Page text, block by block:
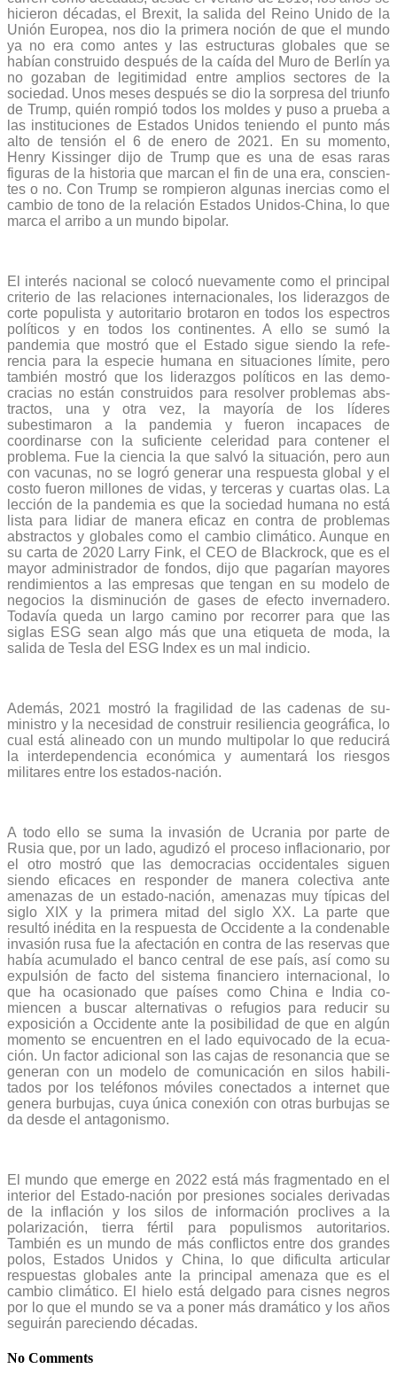
hicieron décadas, el Brexit, la salida del Reino Unido de la
Unión Europea, nos dio la primera noción de que el mun­do
ya no era como antes y las estructuras globales que se
habían construido después de la caída del Muro de Berlín ya
no gozaban de legitimidad entre amplios sectores de la
sociedad. Unos meses después se dio la sorpresa del triunfo
de Trump, quién rompió todos los moldes y puso a prue­ba a
las instituciones de Estados Unidos teniendo el punto más
alto de tensión el 6 de enero de 2021. En su momento,
Henry Kissinger dijo de Trump que es una de esas raras
figuras de la historia que marcan el fin de una era, conscien­
tes o no. Con Trump se rompieron algunas inercias como el
cambio de tono de la relación Estados Unidos-China, lo que
marca el arribo a un mundo bipolar.
El interés nacional se colocó nuevamente como el prin­cipal
criterio de las relaciones internacionales, los lideraz­gos de
corte populista y autoritario brotaron en todos los espectros
políticos y en todos los continentes. A ello se sumó la
pandemia que mostró que el Estado sigue siendo la refe­
rencia para la especie humana en situaciones límite, pero
también mostró que los liderazgos políticos en las demo­
cracias no están construidos para resolver problemas abs­
tractos, una y otra vez, la mayoría de los líderes
subestimaron a la pandemia y fueron incapaces de
coordinarse con la suficiente ce­leridad para contener el
proble­ma. Fue la ciencia la que salvó la situación, pero aun
con vacunas, no se logró generar una respuesta global y el
costo fueron millones de vidas, y terceras y cuartas olas. La
lección de la pandemia es que la sociedad humana no está
lista para lidiar de manera eficaz en contra de problemas
abstractos y globales como el cambio climático. Aunque en
su carta de 2020 Larry Fink, el CEO de Blackrock, que es el
mayor administrador de fondos, dijo que pagarían mayores
rendi­mientos a las empresas que tengan en su modelo de
nego­cios la disminución de gases de efecto invernadero.
Todavía queda un largo camino por recorrer para que las
siglas ESG sean algo más que una etiqueta de moda, la
salida de Tesla del ESG Index es un mal indicio.
Además, 2021 mostró la fragilidad de las cadenas de su­
ministro y la necesidad de construir resiliencia geográfica, lo
cual está alineado con un mundo multipolar lo que reduci­rá
la interdependencia económica y aumentará los riesgos
militares entre los estados-nación.
A todo ello se suma la invasión de Ucrania por parte de
Rusia que, por un lado, agudizó el proceso inflaciona­rio, por
el otro mostró que las democracias occidentales siguen
siendo eficaces en responder de manera colectiva ante
amenazas de un estado-nación, amenazas muy típicas del
siglo XIX y la primera mitad del siglo XX. La parte que
resultó inédita en la respuesta de Occidente a la condena­ble
invasión rusa fue la afectación en contra de las reservas que
había acumulado el banco central de ese país, así como su
expulsión de facto del sistema financiero internacional, lo
que ha ocasionado que países como China e India co­
miencen a buscar alternativas o refugios para reducir su
exposición a Occidente ante la posibilidad de que en algún
momento se encuentren en el lado equivocado de la ecua­
ción. Un factor adicional son las cajas de resonancia que se
generan con un modelo de comunicación en silos habili­
tados por los teléfonos móviles conectados a internet que
genera burbujas, cuya única conexión con otras burbujas se
da desde el antagonismo.
El mundo que emerge en 2022 está más fragmentado en el
interior del Estado-nación por presiones sociales de­rivadas
de la inflación y los silos de información proclives a la
polarización, tierra fértil para populismos autoritarios.
También es un mundo de más conflictos entre dos gran­des
polos, Estados Unidos y China, lo que dificulta articu­lar
respuestas globales ante la principal amenaza que es el
cambio climático. El hielo está delgado para cisnes negros
por lo que el mundo se va a poner más dramático y los años
seguirán pareciendo décadas.
No Comments